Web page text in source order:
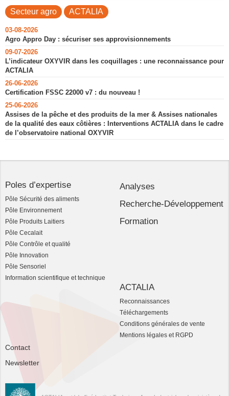
Secteur agro ACTALIA
03-08-2026
Agro Appro Day : sécuriser ses approvisionnements
09-07-2026
L’indicateur OXYVIR dans les coquillages : une reconnaissance pour
ACTALIA
26-06-2026
Certification FSSC 22000 v7 : du nouveau !
25-06-2026
Assises de la pêche et des produits de la mer & Assises nationales
de la qualité des eaux côtières : Interventions ACTALIA dans le cadre
de l’observatoire national OXYVIR
Poles d’expertise
Pôle Sécurité des aliments
Pôle Environnement
Pôle Produits Laitiers
Pôle Cecalait
Pôle Contrôle et qualité
Pôle Innovation
Pôle Sensoriel
Information scientifique et technique
Analyses
Recherche-Développement
Formation
ACTALIA
Reconnaissances
Téléchargements
Conditions générales de vente
Mentions légales et RGPD
Contact
Newsletter